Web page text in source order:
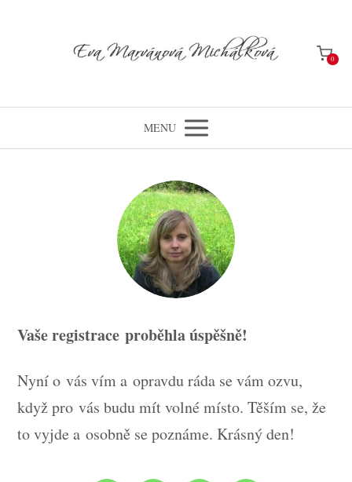
0
MENU
Vaše registrace proběhla úspěšně!
Nyní o vás vím a opravdu ráda se vám ozvu,
když pro vás budu mít volné místo. Těším se, že
to vyjde a osobně se poznáme. Krásný den!